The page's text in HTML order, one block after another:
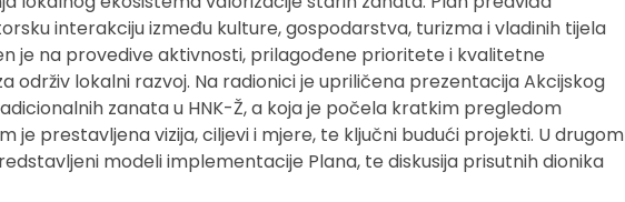
interakciju između kulture, gospodarstva, turizma i vladinih tijela
je na provedive aktivnosti, prilagođene prioritete i kvalitetne
održiv lokalni razvoj. Na radionici je upriličena prezentacija Akcijskog
zanata u HNK-Ž, a koja je počela kratkim pregledom
je prestavljena vizija, ciljevi i mjere, te ključni budući projekti. U drugom
modeli implementacije Plana, te diskusija prisutnih dionika